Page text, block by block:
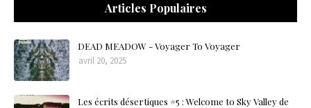
Articles Populaires
DEAD MEADOW - Voyager To Voyager
avril 20, 2025
Les écrits désertiques #5 : Welcome to Sky Valley de